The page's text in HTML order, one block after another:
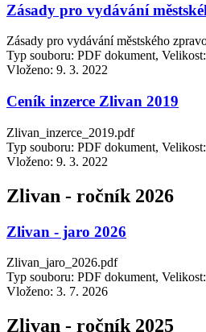
Zásady pro vydávání
Zásady pro vydávání městského
Typ souboru: PDF dokument,
Vloženo: 9. 3. 2022
Ceník inzerce Zlivan 2019
Zlivan_inzerce_2019.pdf
Typ souboru: PDF dokument,
Vloženo: 9. 3. 2022
Zlivan - ročník 2026
Zlivan - jaro 2026
Zlivan_jaro_2026.pdf
Typ souboru: PDF dokument,
Vloženo: 3. 7. 2026
Zlivan - ročník 2025